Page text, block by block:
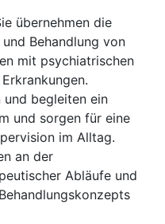
übernehmen die
Behandlung von
mit psychiatrischen
und begleiten ein
und sorgen für eine
im Alltag.
an der
Abläufe und